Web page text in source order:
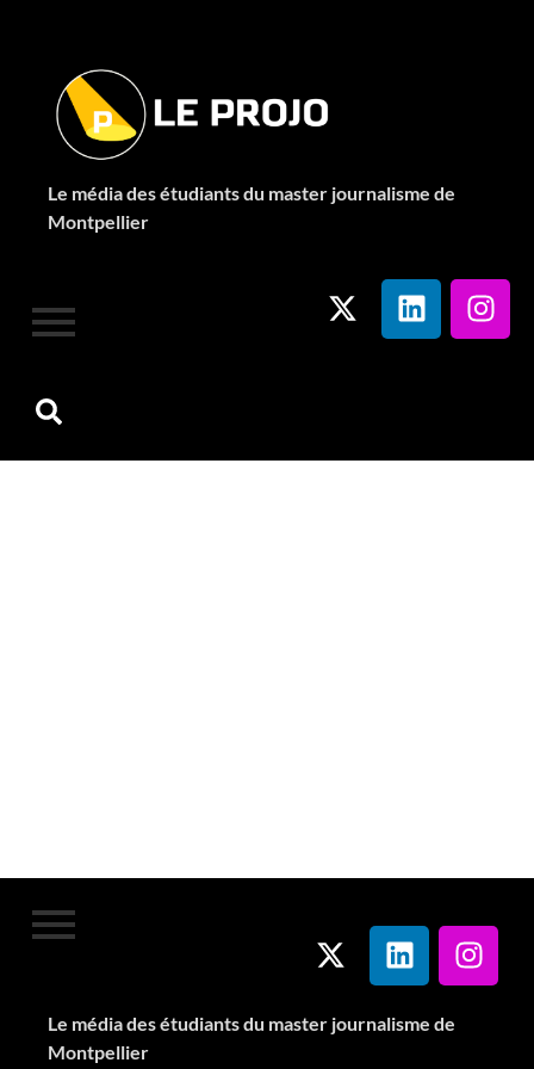
Le média des étudiants du master journalisme de
Montpellier
Le média des étudiants du master journalisme de
Montpellier